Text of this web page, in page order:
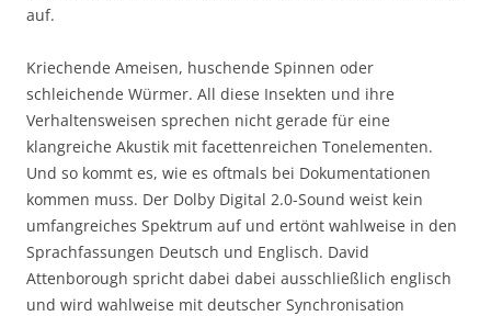
auf.
Kriechende Ameisen, huschende Spinnen oder
schleichende Würmer. All diese Insekten und ihre
Verhaltensweisen sprechen nicht gerade für eine
klangreiche Akustik mit facettenreichen Tonelementen.
Und so kommt es, wie es oftmals bei Dokumentationen
kommen muss. Der Dolby Digital 2.0-Sound weist kein
umfangreiches Spektrum auf und ertönt wahlweise in den
Sprachfassungen Deutsch und Englisch. David
Attenborough spricht dabei dabei ausschließlich englisch
und wird wahlweise mit deutscher Synchronisation